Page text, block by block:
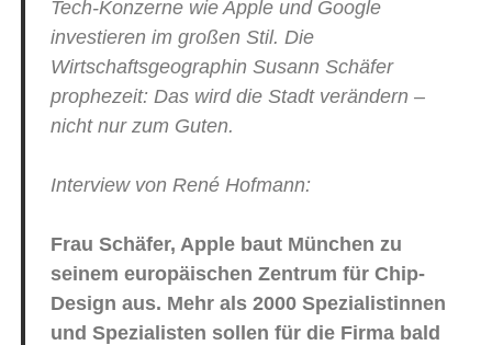
Tech-Konzerne wie Apple und Google
investieren im großen Stil. Die
Wirtschaftsgeographin Susann Schäfer
prophezeit: Das wird die Stadt verändern –
nicht nur zum Guten.
Interview von René Hofmann:
Frau Schäfer, Applebaut München zu
seinem europäischen Zentrum für Chip-
Design aus. Mehr als 2000 Spezialistinnen
und Spezialisten sollen für die Firma bald